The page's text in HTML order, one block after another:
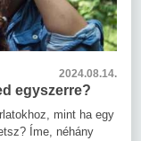
2024.08.14.
egyszerre?
mint ha egy
Íme, néhány